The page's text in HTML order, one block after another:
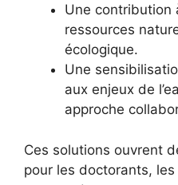
Une contribution
ressources
écologique.
Une
aux enjeux de
approche
Ces solutions ouvrent
pour les doctorants,